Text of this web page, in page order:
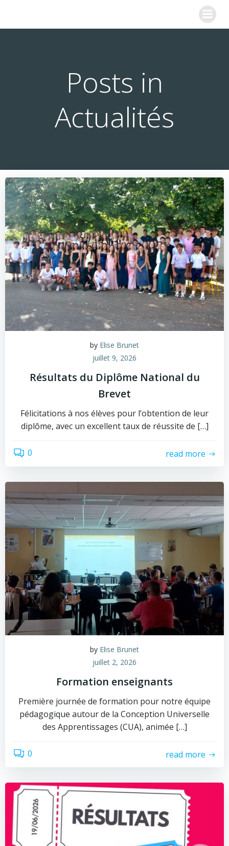
contenu
Posts in
Actualités
by Elise Brunet
juillet 9, 2026
Résultats du Diplôme National du
Brevet
​Félicitations à nos élèves pour l’obtention de leur
diplôme, avec un excellent taux de réussite de […]
0 read more
by Elise Brunet
juillet 2, 2026
Formation enseignants
Première journée de formation pour notre équipe
pédagogique autour de la Conception Universelle
des Apprentissages (CUA), animée […]
0 read more